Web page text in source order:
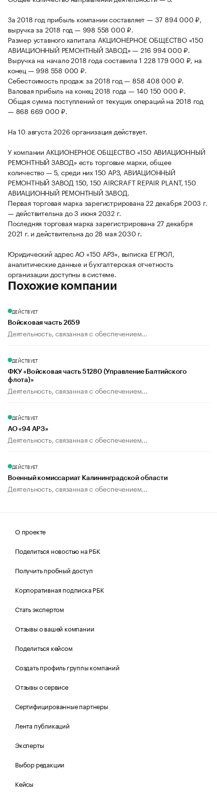
За 2018 год прибыль компании составляет — 37 894 000 ₽,
выручка за 2018 год — 998 558 000 ₽.
Размер уставного капитала АКЦИОНЕРНОЕ ОБЩЕСТВО «150
АВИАЦИОННЫЙ РЕМОНТНЫЙ ЗАВОД» — 216 994 000 ₽.
Выручка на начало 2018 года составила 1 228 179 000 ₽, на
конец — 998 558 000 ₽.
Себестоимость продаж за 2018 год — 858 408 000 ₽.
Валовая прибыль на конец 2018 года — 140 150 000 ₽.
Общая сумма поступлений от текущих операций на 2018 год
— 868 669 000 ₽.
На 10 августа 2026 организация действует.
У компании АКЦИОНЕРНОЕ ОБЩЕСТВО «150 АВИАЦИОННЫЙ
РЕМОНТНЫЙ ЗАВОД» есть торговые марки, общее
количество — 5, среди них 150 АРЗ, АВИАЦИОННЫЙ
РЕМОНТНЫЙ ЗАВОД 150, 150 AIRCRAFT REPAIR PLANT, 150
АВИАЦИОННЫЙ РЕМОНТНЫЙ ЗАВОД.
Первая торговая марка зарегистрирована 22 декабря 2003 г.
— действительна до 3 июня 2032 г.
Последняя торговая марка зарегистрирована 27 декабря
2021 г. и действительна до 28 мая 2030 г.
Юридический адрес АО «150 АРЗ», выписка ЕГРЮЛ,
аналитические данные и бухгалтерская отчетность
организации доступны в системе.
Похожие компании
ДЕЙСТВУЕТ
Войсковая часть 2659
Деятельность, связанная с обеспечением...
ДЕЙСТВУЕТ
ФКУ «Войсковая часть 51280 (Управление Балтийского
флота)»
Деятельность, связанная с обеспечением...
ДЕЙСТВУЕТ
АО «94 АРЗ»
Деятельность, связанная с обеспечением...
ДЕЙСТВУЕТ
Военный комиссариат Калининградской области
Деятельность, связанная с обеспечением...
О проекте
Поделиться новостью на РБК
Получить пробный доступ
Корпоративная подписка РБК
Стать экспертом
Отзывы о вашей компании
Поделиться кейсом
Создать профиль группы компаний
Отзывы о сервисе
Сертифицированные партнеры
Лента публикаций
Эксперты
Выбор редакции
Кейсы